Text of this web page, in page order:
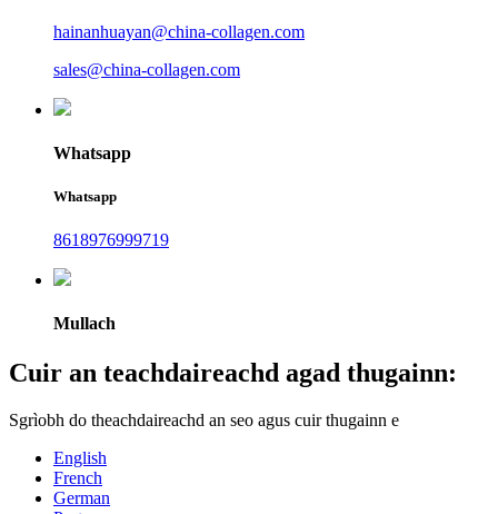
hainanhuayan@china-collagen.com
sales@china-collagen.com
Whatsapp
Whatsapp
8618976999719
Mullach
Cuir an teachdaireachd agad thugainn:
Sgrìobh do theachdaireachd an seo agus cuir thugainn e
English
French
German